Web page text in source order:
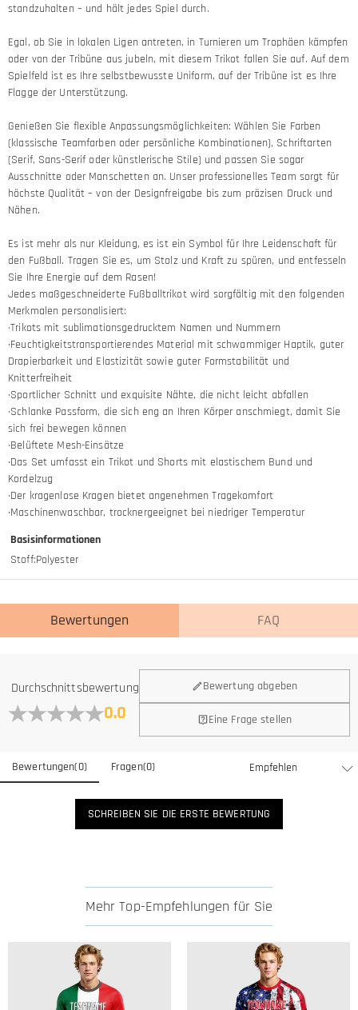
standzuhalten – und hält jedes Spiel durch.
Egal, ob Sie in lokalen Ligen antreten, in Turnieren um Trophäen kämpfen
oder von der Tribüne aus jubeln, mit diesem Trikot fallen Sie auf. Auf dem
Spielfeld ist es Ihre selbstbewusste Uniform, auf der Tribüne ist es Ihre
Flagge der Unterstützung.
Genießen Sie flexible Anpassungsmöglichkeiten: Wählen Sie Farben
(klassische Teamfarben oder persönliche Kombinationen), Schriftarten
(Serif, Sans-Serif oder künstlerische Stile) und passen Sie sogar
Ausschnitte oder Manschetten an. Unser professionelles Team sorgt für
höchste Qualität – von der Designfreigabe bis zum präzisen Druck und
Nähen.
Es ist mehr als nur Kleidung, es ist ein Symbol für Ihre Leidenschaft für
den Fußball. Tragen Sie es, um Stolz und Kraft zu spüren, und entfesseln
Sie Ihre Energie auf dem Rasen!
Jedes maßgeschneiderte Fußballtrikot wird sorgfältig mit den folgenden
Merkmalen personalisiert:
·Trikots mit sublimationsgedrucktem Namen und Nummern
·Feuchtigkeitstransportierendes Material mit schwammiger Haptik, guter
Drapierbarkeit und Elastizität sowie guter Formstabilität und
Knitterfreiheit
·Sportlicher Schnitt und exquisite Nähte, die nicht leicht abfallen
·Schlanke Passform, die sich eng an Ihren Körper anschmiegt, damit Sie
sich frei bewegen können
·Belüftete Mesh-Einsätze
·Das Set umfasst ein Trikot und Shorts mit elastischem Bund und
Kordelzug
·Der kragenlose Kragen bietet angenehmen Tragekomfort
·Maschinenwaschbar, trocknergeeignet bei niedriger Temperatur
Basisinformationen
Stoff:Polyester
Bewertungen FAQ
Durchschnittsbewertung
0.0
Bewertung abgeben
Eine Frage stellen
Bewertungen(0) Fragen(0)
SCHREIBEN SIE DIE ERSTE BEWERTUNG
Mehr Top-Empfehlungen für Sie